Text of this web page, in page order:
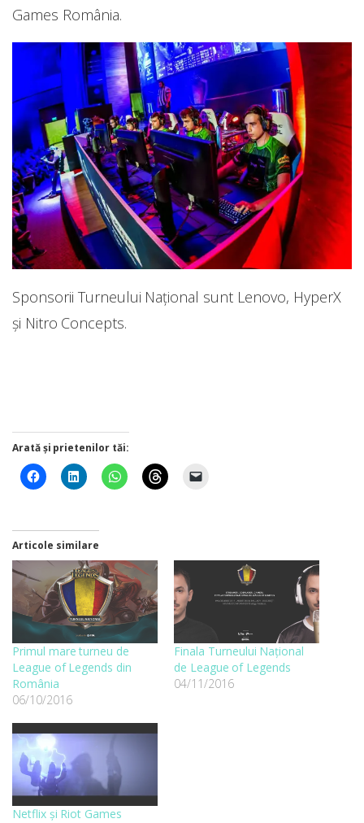
Games România.
Sponsorii Turneului Național sunt Lenovo, HyperX
și Nitro Concepts.
Arată și prietenilor tăi:
Articole similare
Primul mare turneu de
League of Legends din
România
06/10/2016
Finala Turneului Național
de League of Legends
04/11/2016
Netflix și Riot Games